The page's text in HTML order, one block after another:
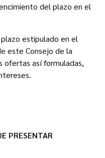
del plazo en el
estipulado en el
este Consejo de la
ofertas así formuladas,
PRESENTAR